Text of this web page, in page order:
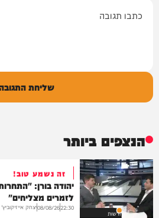
שליחת
הנצפים ביותר
חדשות
זה נשמע טוב!
יהודה בורן:
לזמרים מצליחים"
22:30
08/08/26יצחק אייזיקוביץ'